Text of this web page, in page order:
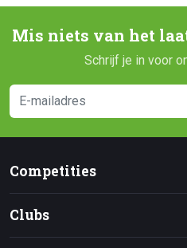
Mis niets van het
Schrijf je in voor
Competities
Clubs